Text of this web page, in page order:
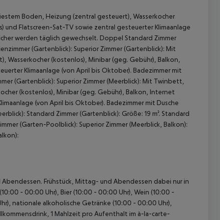
Boden, Heizung (zentral gesteuert), Wasserkocher
Flatscreen-Sat-TV sowie zentral gesteuerter Klimaanlage
werden täglich gewechselt. Doppel Standard Zimmer
(Gartenblick): Superior Zimmer (Gartenblick): Mit
(kostenlos), Minibar (geg. Gebühr), Balkon,
Klimaanlage (von April bis Oktober). Badezimmer mit
(Gartenblick): Superior Zimmer (Meerblick): Mit Twinbett,
(kostenlos), Minibar (geg. Gebühr), Balkon, Internet
(von April bis Oktober). Badezimmer mit Dusche
Standard Zimmer (Gartenblick): Größe: 19 m². Standard
(Garten-Poolblick): Superior Zimmer (Meerblick, Balkon):
Abendessen. Frühstück, Mittag- und Abendessen dabei nur in
- 00:00 Uhr), Bier (10:00 - 00:00 Uhr), Wein (10:00 -
nationale alkoholische Getränke (10:00 - 00:00 Uhr),
1 Mahlzeit pro Aufenthalt im à-la-carte-